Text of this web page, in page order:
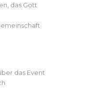
das Gott
das Event